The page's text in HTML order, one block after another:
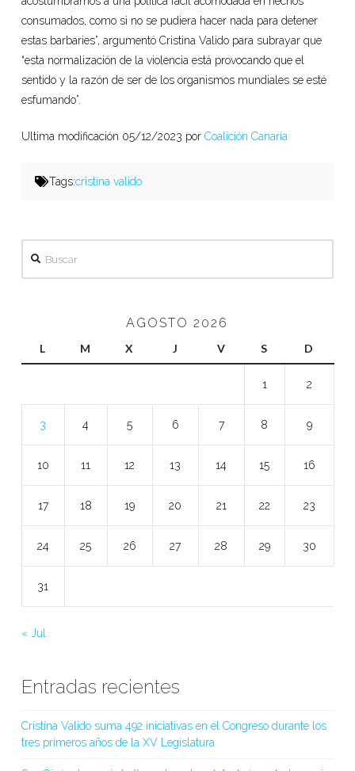
consumados, como si no se pudiera hacer nada para detener
estas barbaries”, argumentó Cristina Valido para subrayar que
“esta normalización de la violencia está provocando que el
sentido y la razón de ser de los organismos mundiales se esté
esfumando”.
Ultima modificación 05/12/2023 por Coalición Canaria
Tags:cristina valido
AGOSTO 2026
L M X J V S D
1 2
3 4 5 6 7 8 9
10 11 12 13 14 15 16
17 18 19 20 21 22 23
24 25 26 27 28 29 30
31
« Jul
Entradas recientes
Cristina Valido suma 492 iniciativas en el Congreso durante los
tres primeros años de la XV Legislatura